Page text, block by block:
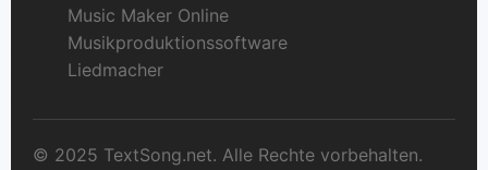
Music Maker Online
Musikproduktionssoftware
Liedmacher
© 2025 TextSong.net. Alle Rechte vorbehalten.